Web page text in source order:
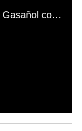
El mal momento de Yanina Gasañol con un hincha argentino en "Subrayado"